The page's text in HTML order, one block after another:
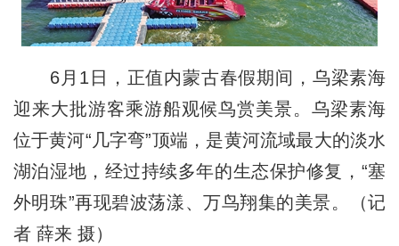
6月1日，正值内蒙古春假期间，乌梁素海
迎来大批游客乘游船观候鸟赏美景。乌梁素海
位于黄河“几字弯”顶端，是黄河流域最大的淡水
湖泊湿地，经过持续多年的生态保护修复，“塞
外明珠”再现碧波荡漾、万鸟翔集的美景。（记
者 薛来 摄）